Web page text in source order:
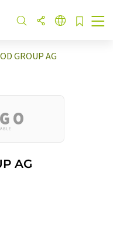
GROUP AG
AG